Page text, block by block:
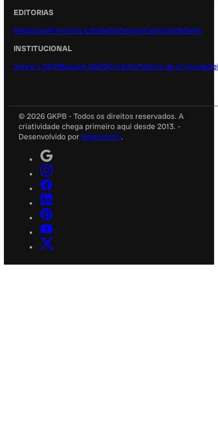
EDITORIAS
NegóciosAlimentos & BebidasDesignPublicidadeGeek
INSTITUCIONAL
Sobre o GKPBEquipe GKPBContatoPolítica de privacidade
© 2026 GKPB - Todos os direitos reservados. A
criatividade chega primeiro aqui desde 2013. -
Desenvolvido por Hiperstorm.